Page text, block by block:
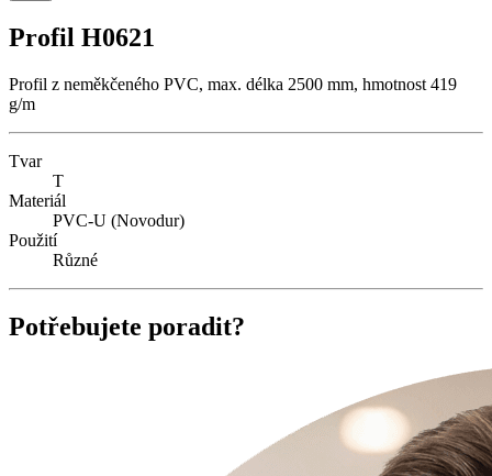
Profil H0621
Profil z neměkčeného PVC, max. délka 2500 mm, hmotnost 419
g/m
Tvar
T
Materiál
PVC-U (Novodur)
Použití
Různé
Potřebujete poradit?